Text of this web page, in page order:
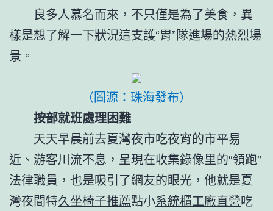
良多人慕名而來，不只僅是為了美食，異
樣是想了解一下狀況這支護“胃”隊進場的熱烈場
景。
（圖源：珠海發布）
按部就班處理困難
天天早晨前去夏灣夜市吃夜宵的市平易
近、游客川流不息，呈現在收集錄像里的“領跑”
法律職員，也是吸引了網友的眼光，他就是夏
灣夜間特久坐椅子推薦點小系統櫃工廠直營吃